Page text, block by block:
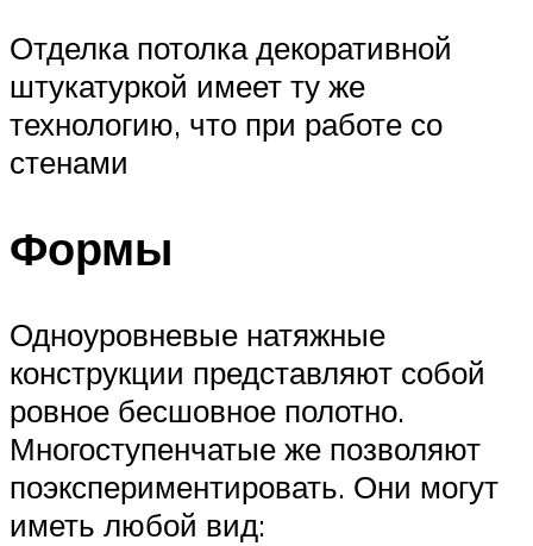
Отделка потолка декоративной
штукатуркой имеет ту же
технологию, что при работе со
стенами
Формы
Одноуровневые натяжные
конструкции представляют собой
ровное бесшовное полотно.
Многоступенчатые же позволяют
поэкспериментировать. Они могут
иметь любой вид: